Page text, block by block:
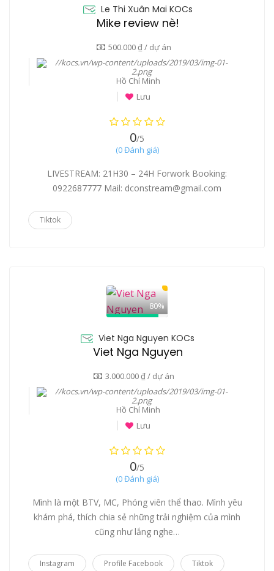
Le Thi Xuân Mai KOCs
Mike review nè!
500.000 ₫ / dự án
Hồ Chí Minh
Lưu
0/5
(0 Đánh giá)
LIVESTREAM: 21H30 – 24H Forwork Booking:
0922687777 Mail: dconstream@gmail.com
Tiktok
80%
Viet Nga Nguyen KOCs
Viet Nga Nguyen
3.000.000 ₫ / dự án
Hồ Chí Minh
Lưu
0/5
(0 Đánh giá)
Mình là một BTV, MC, Phóng viên thể thao. Mình yêu
khám phá, thích chia sẻ những trải nghiệm của mình
cũng như lắng nghe…
Instagram Profile Facebook Tiktok